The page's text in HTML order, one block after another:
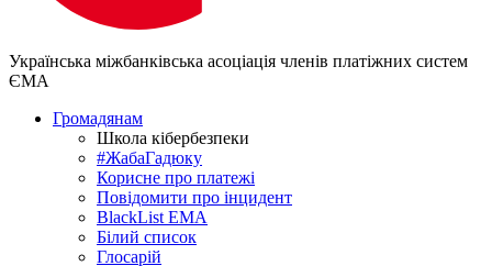
Українська міжбанківська асоціація членів платіжних систем
ЄМА
Громадянам
Школа кібербезпеки
#ЖабаГадюку
Корисне про платежі
Повідомити про інцидент
BlackList EMA
Білий список
Глосарій